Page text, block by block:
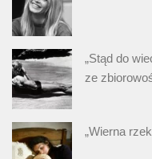
„Stąd do
ze
„Wierna